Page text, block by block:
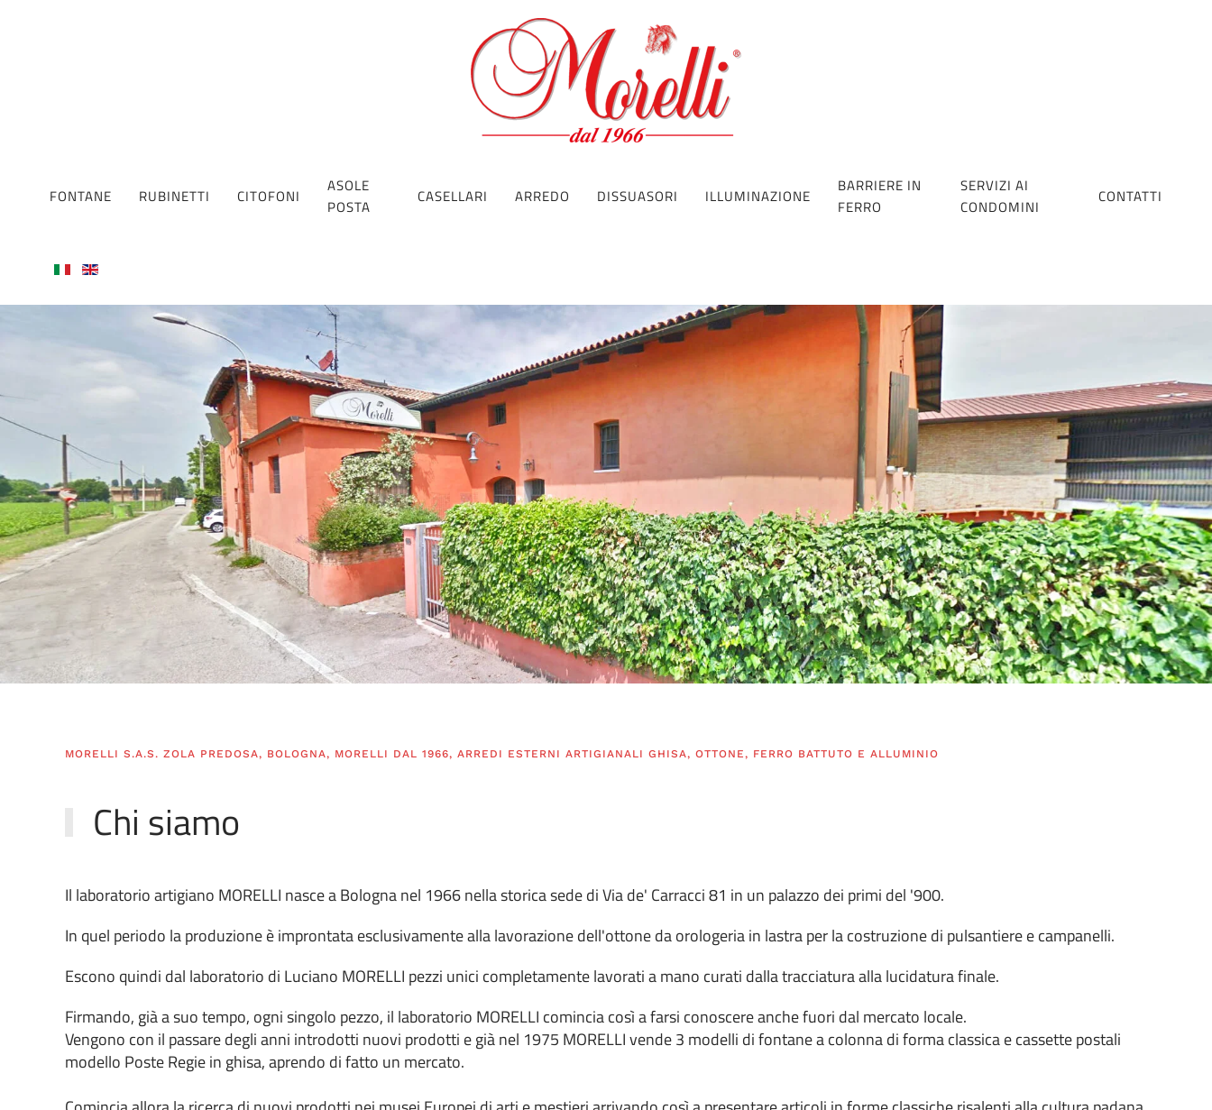
FONTANE RUBINETTI CITOFONI
ASOLE
POSTA
CASELLARI ARREDO DISSUASORI ILLUMINAZIONE
BARRIERE IN
FERRO
SERVIZI AI
CONDOMINI
CONTATTI
MORELLI S.A.S. ZOLA PREDOSA, BOLOGNA, MORELLI DAL 1966, ARREDI ESTERNI ARTIGIANALI GHISA, OTTONE, FERRO BATTUTO E ALLUMINIO
Chi siamo
Il laboratorio artigiano MORELLI nasce a Bologna nel 1966 nella storica sede di Via de' Carracci 81 in un palazzo dei primi del '900.
In quel periodo la produzione è improntata esclusivamente alla lavorazione dell'ottone da orologeria in lastra per la costruzione di pulsantiere e campanelli.
Escono quindi dal laboratorio di Luciano MORELLI pezzi unici completamente lavorati a mano curati dalla tracciatura alla lucidatura finale.
Firmando, già a suo tempo, ogni singolo pezzo, il laboratorio MORELLI comincia così a farsi conoscere anche fuori dal mercato locale.
Vengono con il passare degli anni introdotti nuovi prodotti e già nel 1975 MORELLI vende 3 modelli di fontane a colonna di forma classica e cassette postali
modello Poste Regie in ghisa, aprendo di fatto un mercato.